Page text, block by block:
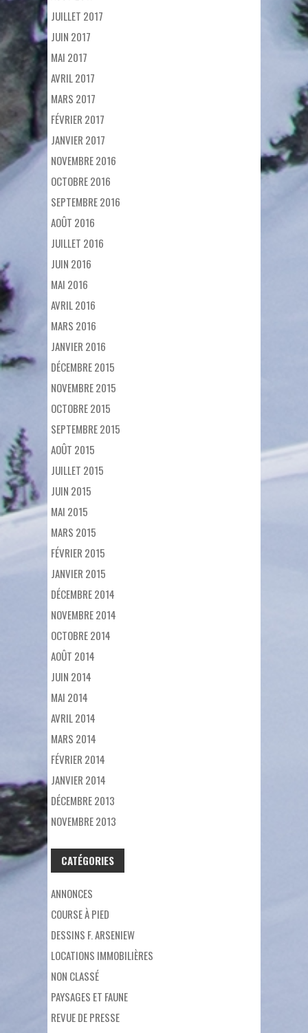
JUILLET 2017
JUIN 2017
MAI 2017
AVRIL 2017
MARS 2017
FÉVRIER 2017
JANVIER 2017
NOVEMBRE 2016
OCTOBRE 2016
SEPTEMBRE 2016
AOÛT 2016
JUILLET 2016
JUIN 2016
MAI 2016
AVRIL 2016
MARS 2016
JANVIER 2016
DÉCEMBRE 2015
NOVEMBRE 2015
OCTOBRE 2015
SEPTEMBRE 2015
AOÛT 2015
JUILLET 2015
JUIN 2015
MAI 2015
MARS 2015
FÉVRIER 2015
JANVIER 2015
DÉCEMBRE 2014
NOVEMBRE 2014
OCTOBRE 2014
AOÛT 2014
JUIN 2014
MAI 2014
AVRIL 2014
MARS 2014
FÉVRIER 2014
JANVIER 2014
DÉCEMBRE 2013
NOVEMBRE 2013
CATÉGORIES
ANNONCES
COURSE À PIED
DESSINS F. ARSENIEW
LOCATIONS IMMOBILIÈRES
NON CLASSÉ
PAYSAGES ET FAUNE
REVUE DE PRESSE